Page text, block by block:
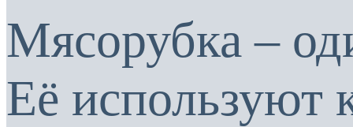
Мясорубка –
Её используют